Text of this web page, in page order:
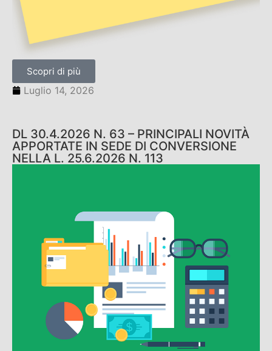
Scopri di più
Luglio 14, 2026
DL 30.4.2026 N. 63 – PRINCIPALI NOVITÀ
APPORTATE IN SEDE DI CONVERSIONE
NELLA L. 25.6.2026 N. 113